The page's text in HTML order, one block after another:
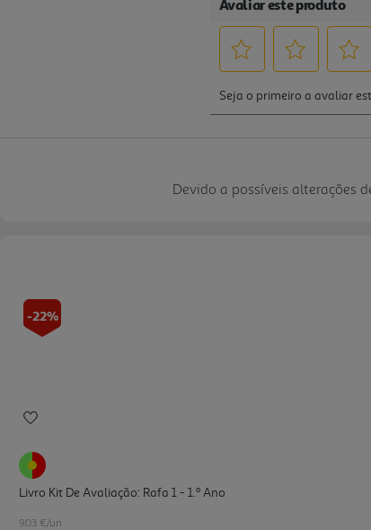
Devido a possíveis alterações
-22%
Livro Kit De Avaliação: Rafa 1 - 1.º Ano
9.03 €/un